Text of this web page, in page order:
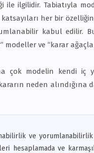
ile ilgilidir. Tabiatıyla
katsayıları her bir
kabul edilir.
modeller ve “karar
çok modelin kendi iç
neden alındığına
ve
hesaplamada ve